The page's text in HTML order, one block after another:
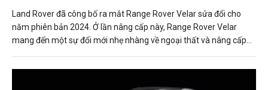
Land Rover đã công bố ra mắt Range Rover Velar sửa đổi cho
năm phiên bản 2024. Ở lần nâng cấp này, Range Rover Velar
mang đến một sự đổi mới nhẹ nhàng về ngoại thất và nâng cấp